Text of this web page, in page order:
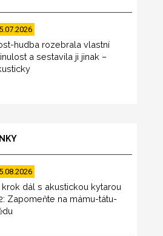
hudba rozebrala vlastní
a sestavila ji jinak –
krok dál s akustickou kytarou
Zapomeňte na mámu-tátu-